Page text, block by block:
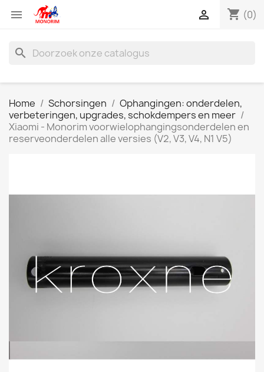
 shopping_cart (0)

search
Home Schorsingen
Ophangingen: onderdelen,
verbeteringen, upgrades, schokdempers en meer
Xiaomi - Monorim voorwielophangingsonderdelen en
reserveonderdelen alle versies (V2, V3, V4, N1 V5)